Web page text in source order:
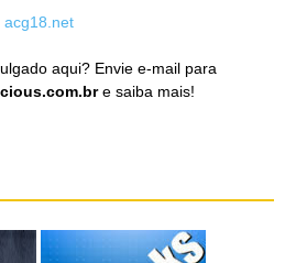
acg18.net
aqui? Envie e-mail para
e saiba mais!